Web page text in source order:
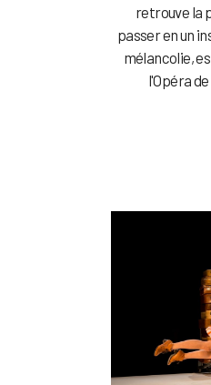
retrouve la
passer en un
mélancolie,
l'Opéra